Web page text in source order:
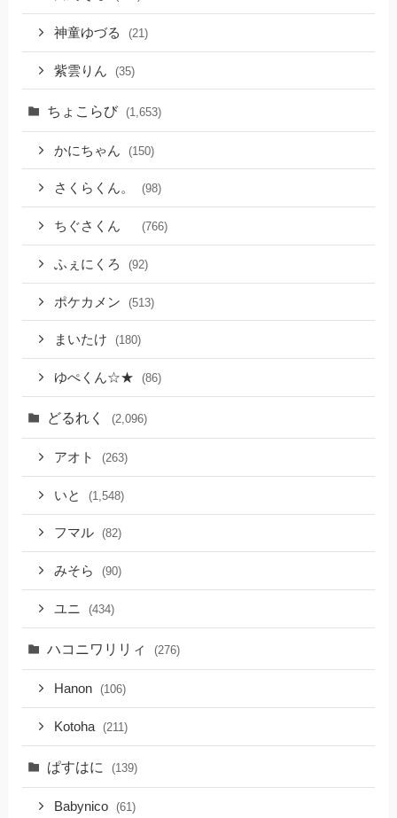
神童ゆづる (21)
紫雲りん (35)
ちょこらび (1,653)
かにちゃん (150)
さくらくん。 (98)
ちぐさくん (766)
ふぇにくろ (92)
ポケカメン (513)
まいたけ (180)
ゆぺくん☆★ (86)
どるれく (2,096)
アオト (263)
いと (1,548)
フマル (82)
みそら (90)
ユニ (434)
ハコニワリリィ (276)
Hanon (106)
Kotoha (211)
ぱすはに (139)
Babynico (61)